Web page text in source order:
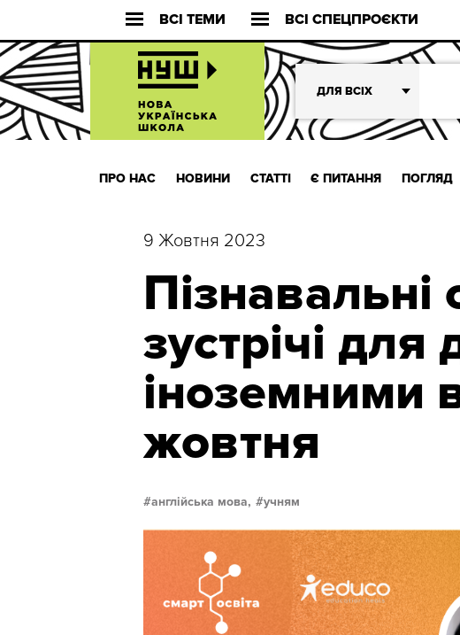
ВСІ ТЕМИ ВСІ СПЕЦПРОЄКТИ
ДЛЯ ВСІХ
ПРО НАС НОВИНИ СТАТТІ Є ПИТАННЯ ПОГЛЯД
9 Жовтня 2023
Пізнавальні
зустрічі для
іноземними
жовтня
англійська мова, учням